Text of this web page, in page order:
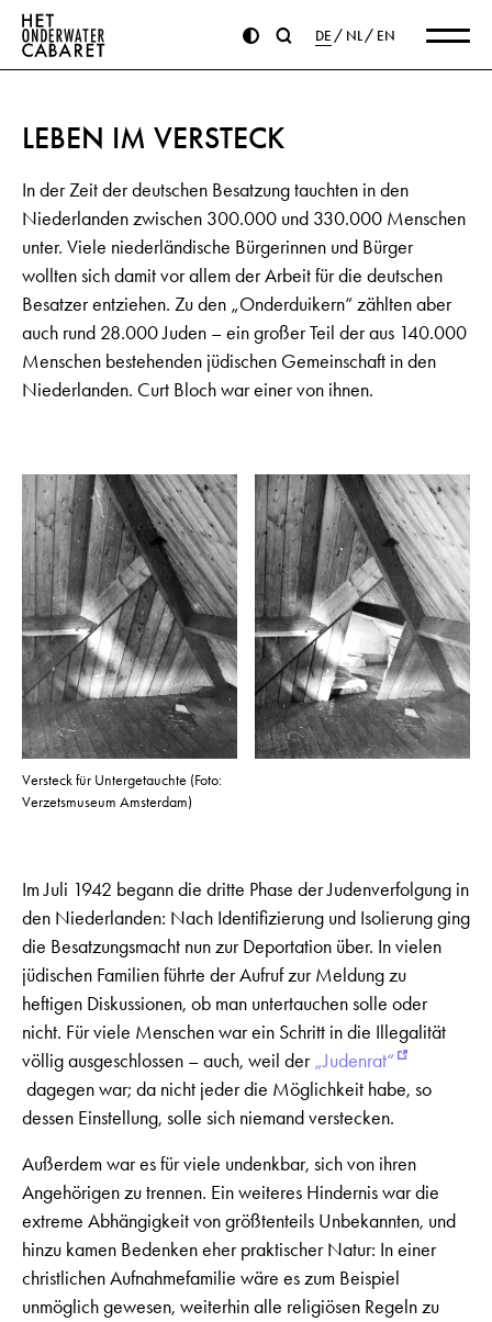
DE NL EN
LEBEN IM VERSTECK
In der Zeit der deutschen Besatzung tauchten in den
Niederlanden zwischen 300.000 und 330.000 Menschen
unter. Viele niederländische Bürgerinnen und Bürger
wollten sich damit vor allem der Arbeit für die deutschen
Besatzer entziehen. Zu den „Onderduikern“ zählten aber
auch rund 28.000 Juden – ein großer Teil der aus 140.000
Menschen bestehenden jüdischen Gemeinschaft in den
Niederlanden. Curt Bloch war einer von ihnen.
Versteck für Untergetauchte (Foto:
Verzetsmuseum Amsterdam)
Im Juli 1942 begann die dritte Phase der Judenverfolgung in
den Niederlanden: Nach Identifizierung und Isolierung ging
die Besatzungsmacht nun zur Deportation über. In vielen
jüdischen Familien führte der Aufruf zur Meldung zu
heftigen Diskussionen, ob man untertauchen solle oder
nicht. Für viele Menschen war ein Schritt in die Illegalität
völlig ausgeschlossen – auch, weil der „Judenrat“
dagegen war; da nicht jeder die Möglichkeit habe, so
dessen Einstellung, solle sich niemand verstecken.
Außerdem war es für viele undenkbar, sich von ihren
Angehörigen zu trennen. Ein weiteres Hindernis war die
extreme Abhängigkeit von größtenteils Unbekannten, und
hinzu kamen Bedenken eher praktischer Natur: In einer
christlichen Aufnahmefamilie wäre es zum Beispiel
unmöglich gewesen, weiterhin alle religiösen Regeln zu